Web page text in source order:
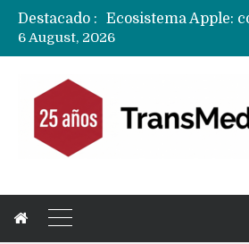
Destacado :
6 August, 2026